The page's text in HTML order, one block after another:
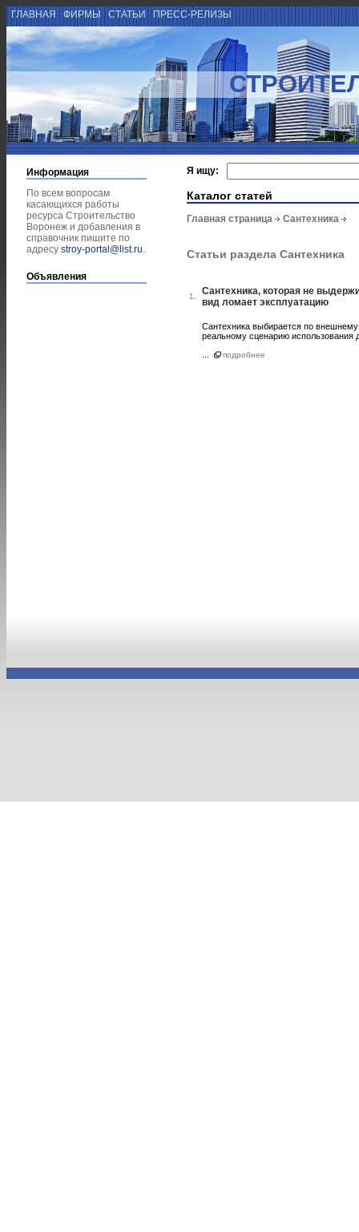
ГЛАВНАЯ ФИРМЫ СТАТЬИ ПРЕСС-РЕЛИЗЫ
Информация
По всем вопросам
касающихся работы
ресурса Строительство
Воронеж и добавления в
справочник пишите по
адресу stroy-portal@list.ru.
Объявления
Я ищу:
Каталог статей
Главная страница Сантехника
Статьи раздела Сантехника
1.
Сантехника, которая не
вид ломает эксплуатацию
Сантехника выбирается по
реальному сценарию использования
подробнее